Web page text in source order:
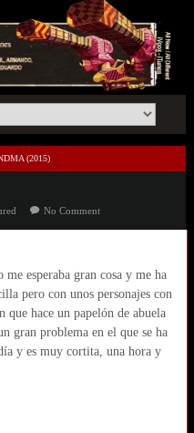
(2015)
No Comment
esperaba gran cosa y me ha
pero con unos personajes con
hace un papelón de abuela
gran problema en el que se ha
y es muy cortita, una hora y